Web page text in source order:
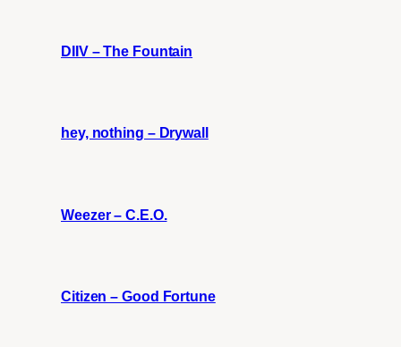
DIIV – The Fountain
hey, nothing – Drywall
Weezer – C.E.O.
Citizen – Good Fortune